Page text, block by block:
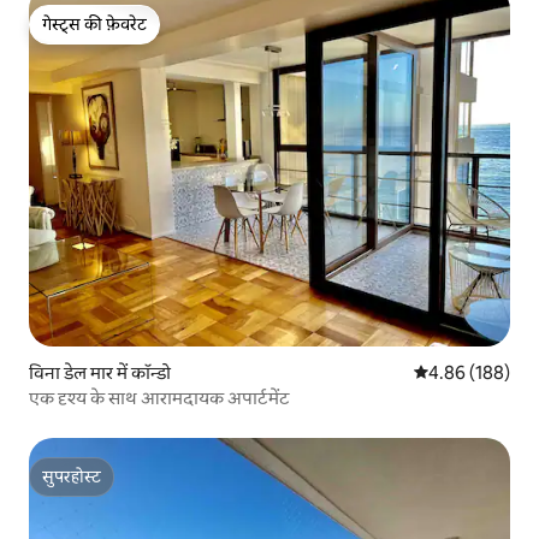
गेस्ट्स की फ़ेवरेट
गेस्ट्स की फ़ेवरेट
विना डेल मार में कॉन्डो औसत रेटिंग 5 में से
4.86 (188)
एक दृश्य के साथ आरामदायक अपार्टमेंट
सुपरहोस्ट
सुपरहोस्ट